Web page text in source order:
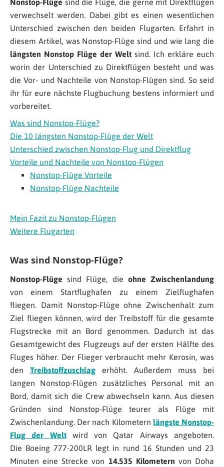
Nonstop-Flüge sind die Flüge, die gerne mit Direktflügen
verwechselt werden. Dabei gibt es einen wesentlichen
Unterschied zwischen den beiden Flugarten. Erfahrt in
diesem Artikel, was Nonstop-Flüge sind und wie lang die
längsten Nonstop Flüge der Welt sind. Ich erkläre euch
worin der Unterschied zu Direktflügen besteht und was
die Vor- und Nachteile von Nonstop-Flügen sind. So seid
ihr für eure nächste Flugbuchung bestens informiert und
vorbereitet.
Was sind Nonstop-Flüge?
Die 10 längsten Nonstop-Flüge der Welt
Unterschied zwischen Nonstop-Flug und Direktflug
Vorteile und Nachteile von Nonstop-Flügen
Nonstop-Flüge Vorteile
Nonstop-Flüge Nachteile
Mein Fazit zu Nonstop-Flügen
Weitere Flugarten
Was sind Nonstop-Flüge?
Nonstop-Flüge sind Flüge, die ohne Zwischenlandung
von einem Startflughafen zu einem Zielflughafen
fliegen. Damit Nonstop-Flüge ohne Zwischenhalt zum
Ziel fliegen können, wird der Treibstoff für die gesamte
Flugstrecke mit an Bord genommen. Dadurch ist das
Gesamtgewicht des Flugzeugs auf der ersten Hälfte des
Fluges höher. Der Flieger verbraucht mehr Kerosin, was
denTreibstoffzuschlag erhöht. Außerdem muss bei
langen Nonstop-Flügen zusätzliches Personal mit an
Bord, damit sich die Crew abwechseln kann. Aus diesen
Gründen sind Nonstop-Flüge teurer als Flüge mit
Zwischenlandung. Der nach Kilometern längste Nonstop-
Flug der Weltwird von Qatar Airways angeboten.
Die Boeing 777-200LR legt in rund 16 Stunden und 23
Minuten eine Strecke von 14.535 Kilometern von Doha